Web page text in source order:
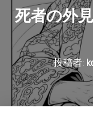
死者の外
投稿者: